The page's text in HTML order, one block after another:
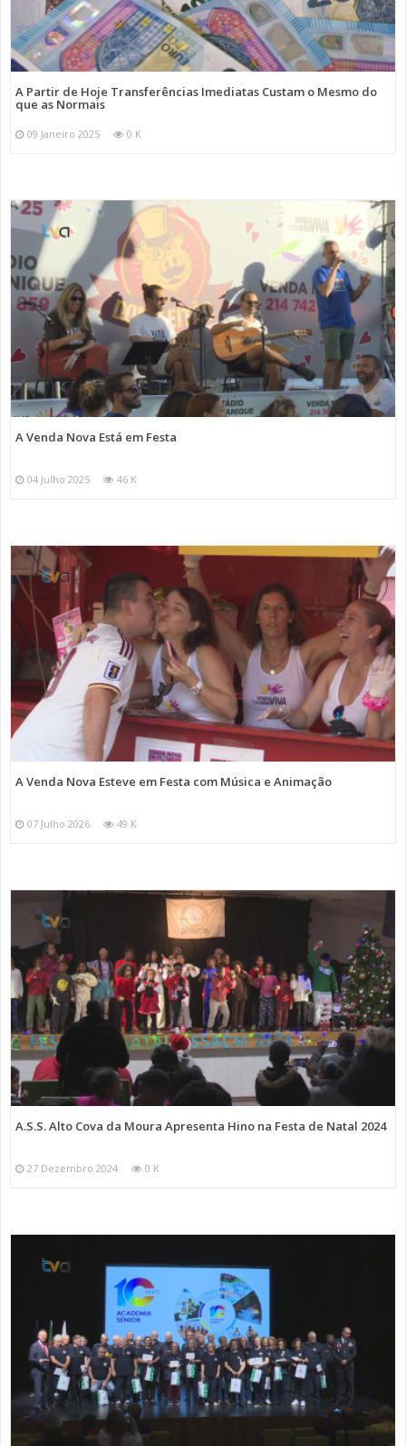
A Partir de Hoje Transferências Imediatas Custam o Mesmo do
que as Normais
09 Janeiro 2025 0 K
A Venda Nova Está em Festa
04 Julho 2025 46 K
A Venda Nova Esteve em Festa com Música e Animação
07 Julho 2026 49 K
A.S.S. Alto Cova da Moura Apresenta Hino na Festa de Natal 2024
27 Dezembro 2024 0 K